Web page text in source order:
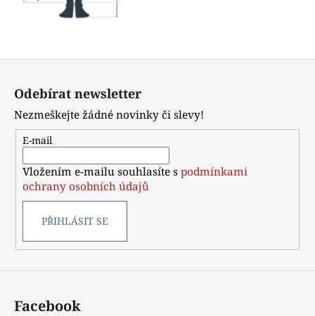
Odebírat newsletter
Nezmeškejte žádné novinky či slevy!
E-mail
Vložením e-mailu souhlasíte spodmínkami
ochrany osobních údajů
PŘIHLÁSIT SE
Facebook